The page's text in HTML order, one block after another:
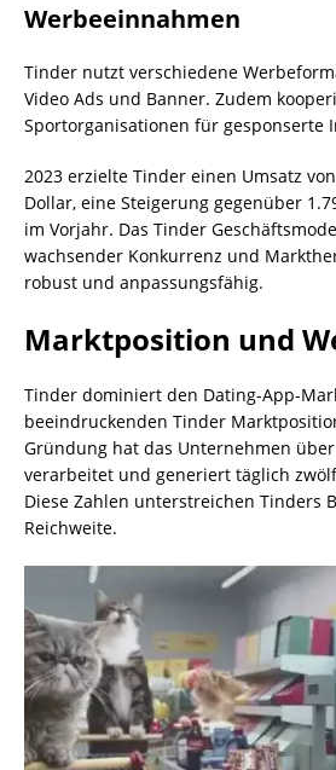
Werbeeinnahmen
Tinder nutzt verschiedene
Video Ads und Banner. Zudem
Sportorganisationen für gesponserte
2023 erzielte Tinder einen Umsatz
Dollar, eine Steigerung gegenüber
im Vorjahr. Das Tinder
wachsender Konkurrenz und
robust und anpassungsfähig.
Marktposition und
Tinder dominiert den Dating-App-
beeindruckenden Tinder
Gründung hat das Unternehmen
verarbeitet und generiert täglich
Diese Zahlen unterstreichen Tinders
Reichweite.